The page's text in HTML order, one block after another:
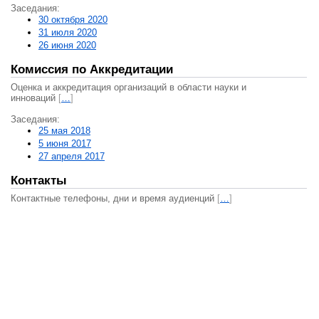
Заседания:
30 октября 2020
31 июля 2020
26 июня 2020
Комиссия по Аккредитации
Оценка и аккредитация организаций в области науки и
инноваций […]
Заседания:
25 мая 2018
5 июня 2017
27 апреля 2017
Контакты
Контактные телефоны, дни и время аудиенций […]